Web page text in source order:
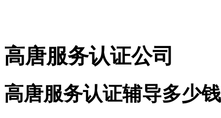
高唐服务认证公司
高唐服务认证辅导多少钱